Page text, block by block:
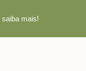
saiba mais!